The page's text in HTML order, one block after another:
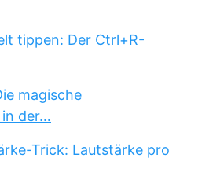
tippen: Der Ctrl+R-
magische
in der…
Trick: Lautstärke pro